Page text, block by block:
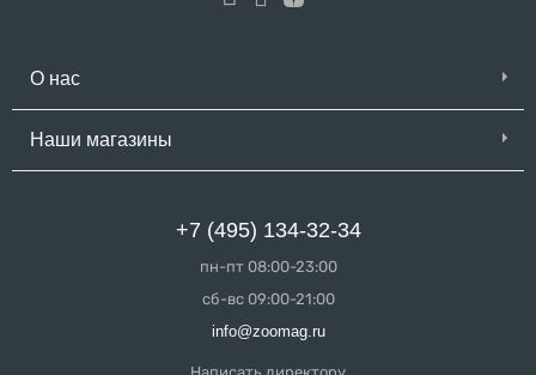
О нас
Наши магазины
+7 (495) 134-32-34
пн-пт 08:00-23:00
сб-вс 09:00-21:00
info@zoomag.ru